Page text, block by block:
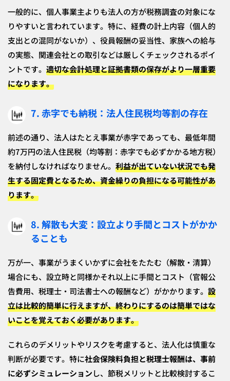
一般的に、個人事業主よりも法人の方が税務調査の対象にな
りやすいと言われています。特に、経費の計上内容（個人的
支出との混同がないか）、役員報酬の妥当性、家族への給与
の実態、関連会社との取引などは厳しくチェックされるポイ
ントです。 適切な会計処理と証拠書類の保存がより一層重要
になります。
7. 赤字でも納税：法人住民税均等割の存在
前述の通り、法人はたとえ事業が赤字であっても、最低年間
約7万円の法人住民税（均等割：赤字でも必ずかかる地方税）
を納付しなければなりません。 利益が出ていない状況でも発
生する固定費となるため、資金繰りの負担になる可能性があ
ります。
8. 解散も大変：設立より手間とコストがかか
ることも
万が一、事業がうまくいかずに会社をたたむ（解散・清算）
場合にも、設立時と同様かそれ以上に手間とコスト（官報公
告費用、税理士・司法書士への報酬など）がかかります。 設
立は比較的簡単に行えますが、終わりにするのは簡単ではな
いことを覚えておく必要があります。
これらのデメリットやリスクを考慮すると、法人化は慎重な
判断が必要です。特に社会保険料負担と税理士報酬は、事前
に必ずシミュレーションし、節税メリットと比較検討するこ